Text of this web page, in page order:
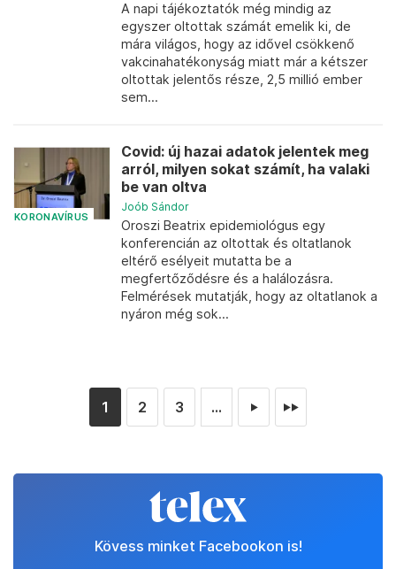
A napi tájékoztatók még mindig az
egyszer oltottak számát emelik ki, de
mára világos, hogy az idővel csökkenő
vakcinahatékonyság miatt már a kétszer
oltottak jelentős része, 2,5 millió ember
sem...
KORONAVÍRUS
Covid: új hazai adatok jelentek meg
arról, milyen sokat számít, ha valaki
be van oltva
Joób Sándor
Oroszi Beatrix epidemiológus egy
konferencián az oltottak és oltatlanok
eltérő esélyeit mutatta be a
megfertőződésre és a halálozásra.
Felmérések mutatják, hogy az oltatlanok a
nyáron még sok...
1 2 3 ... ► ►►
Kövess minket Facebookon is!